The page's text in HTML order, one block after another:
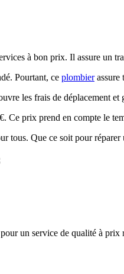
à bon prix. Il assure un
Pourtant, ce plombierassure
les frais de déplacement
Ce prix prend en compte le
tous. Que ce soit pour
un service de qualité à prix